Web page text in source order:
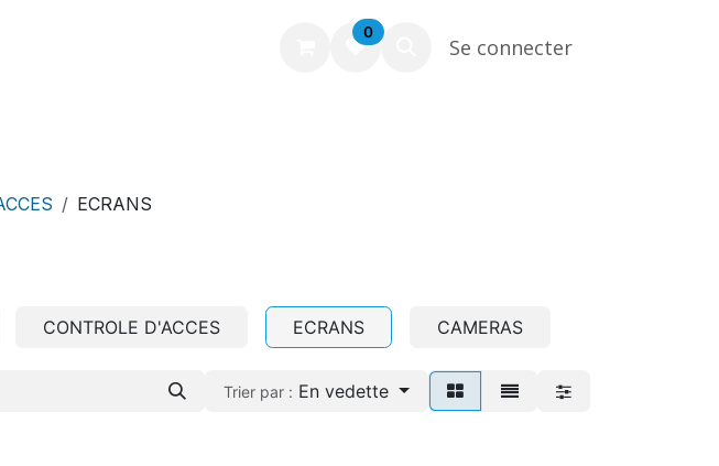
0
Se connecter
ECRANS
CONTROLE D'ACCES ECRANS CAMERAS
Trier par : En vedette